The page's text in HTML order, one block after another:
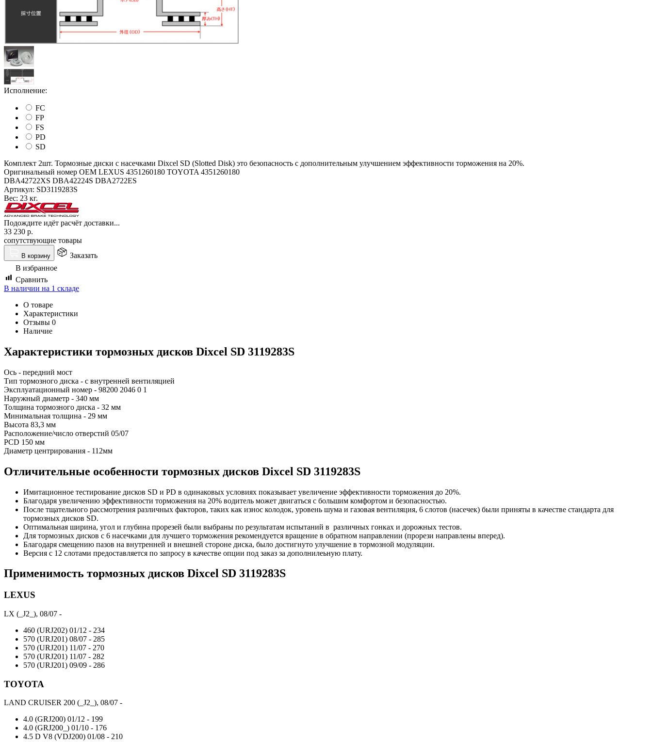
Исполнение:
FC
FP
FS
PD
SD
Комплект 2шт. Тормозные диски с насечками Dixcel SD (Slotted Disk) это безопасность с дополнительным улучшением эффективности торможения на 20%.
Оригинальный номер OEM LEXUS 4351260180 TOYOTA 4351260180
DBA42722XS DBA42224S DBA2722ES
Артикул: SD3119283S
Вес: 23 кг.
Подождите идёт расчёт доставки...
33 230 р.
сопутствующие товары
В корзину
Заказать
В избранное
Сравнить
В наличии на 1 складе
О товаре
Характеристики
Отзывы 0
Наличие
Характеристики тормозных дисков Dixcel SD 3119283S
Ось - передний мост
Тип тормозного диска - с внутренней вентиляцией
Эксплуатационный номер - 98200 2046 0 1
Наружный диаметр - 340 мм
Толщина тормозного диска - 32 мм
Минимальная толщина - 29 мм
Высота 83,3 мм
Расположение/число отверстий 05/07
PCD 150 мм
Диаметр центрирования - 112мм
Отличительные особенности тормозных дисков Dixcel SD 3119283S
Имитационное тестирование дисков SD и PD в одинаковых условиях показывает увеличение эффективности торможения до 20%.
Благодаря увеличению эффективности торможения на 20% водитель может двигаться с большим комфортом и безопасностью.
После тщательного рассмотрения различных факторов, таких как износ колодок, уровень шума и газовая вентиляция, 6 слотов (насечек) были приняты в качестве стандарта для
тормозных дисков SD.
Оптимальная ширина, угол и глубина прорезей были выбраны по результатам испытаний в различных гонках и дорожных тестов.
Для тормозных дисков с 6 насечками для лучшего торможения рекомендуется вращение в обратном направлении (прорези направлены вперед).
Благодаря смещению пазов на внутренней и внешней стороне диска, было достигнуто улучшение в тормозной модуляции.
Версия с 12 слотами предоставляется по запросу в качестве опции под заказ за дополнилеьную плату.
Применимость тормозных дисков Dixcel SD 3119283S
LEXUS
LX (_J2_), 08/07 -
460 (URJ202) 01/12 - 234
570 (URJ201) 08/07 - 285
570 (URJ201) 11/07 - 270
570 (URJ201) 11/07 - 282
570 (URJ201) 09/09 - 286
TOYOTA
LAND CRUISER 200 (_J2_), 08/07 -
4.0 (GRJ200) 01/12 - 199
4.0 (GRJ200_) 01/10 - 176
4.5 D V8 (VDJ200) 01/08 - 210